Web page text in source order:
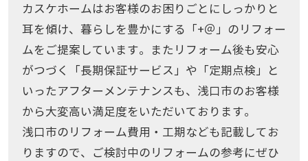
カスケホームはお客様のお困りごとにしっかりと
耳を傾け、暮らしを豊かにする「+＠」のリフォー
ムをご提案しています。またリフォーム後も安心
がつづく「長期保証サービス」や「定期点検」と
いったアフターメンテナンスも、浅口市のお客様
から大変高い満足度をいただいております。
浅口市のリフォーム費用・工期なども記載してお
りますので、ご検討中のリフォームの参考にぜひ